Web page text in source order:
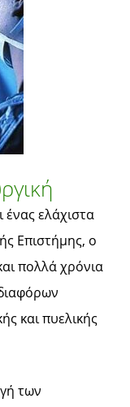
ένας ελάχιστα
Επιστήμης, ο
πολλά χρόνια
και πυελικής
των